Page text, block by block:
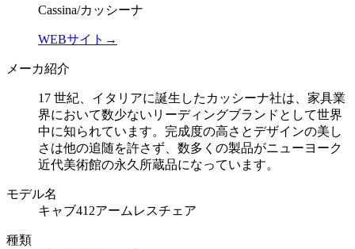
Cassina/カッシーナ
WEBサイト→
メーカ紹介
17 世紀、イタリアに誕生したカッシーナ社は、家具業
界において数少ないリーディングブランドとして世界
中に知られています。完成度の高さとデザインの美し
さは他の追随を許さず、数多くの製品がニューヨーク
近代美術館の永久所蔵品になっています。
モデル名
キャブ412アームレスチェア
種類